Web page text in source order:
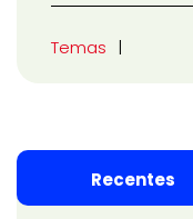
Temas
Recentes